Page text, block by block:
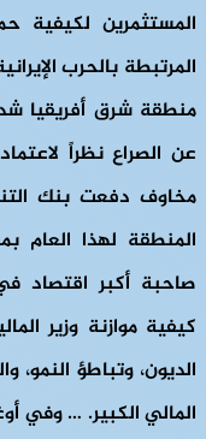
المستثمرين لكيفية
المرتبطة بالحرب
منطقة شرق أفريقيا
عن الصراع نظراً
مخاوف دفعت بنك
المنطقة لهذا العام
صاحبة أكبر اقتصاد
كيفية موازنة وزير
الديون، وتباطؤ النمو،
المالي الكبير. … وفي